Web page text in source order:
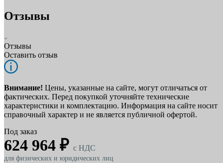
Отзывы
Отзывы
Оставить отзыв
Внимание! Цены, указанные на сайте, могут отличаться от
фактических. Перед покупкой уточняйте технические
характеристики и комплектацию. Информация на сайте носит
справочный характер и не является публичной офертой.
Под заказ
624 964 ₽ c НДС
для физических и юридических лиц